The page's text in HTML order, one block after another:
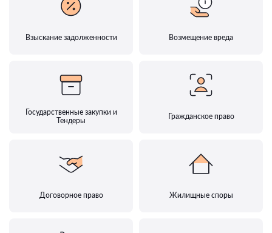
Взыскание задолженности Возмещение вреда
Государственные закупки и
Тендеры
Гражданское право
Договорное право Жилищные споры